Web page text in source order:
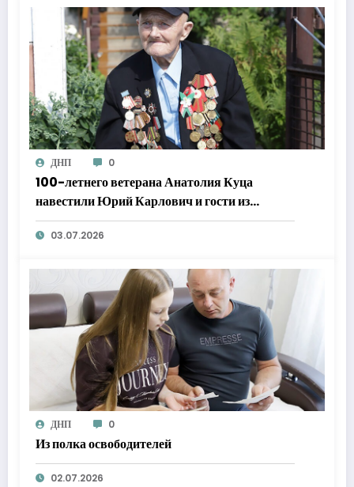
ДНП 0
100-летнего ветерана Анатолия Куца
навестили Юрий Карлович и гости из
Каширы
03.07.2026
ДНП 0
Из полка освободителей
02.07.2026